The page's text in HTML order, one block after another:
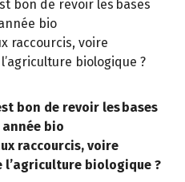
bon de revoir les bases
bio
raccourcis, voire
biologique ?
bon de revoir les bases
bio
raccourcis, voire
l’agriculture biologique ?